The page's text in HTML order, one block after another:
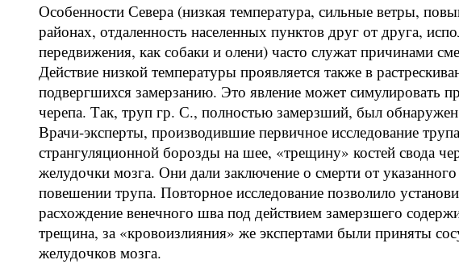
Особенности Севера (низкая температура, сильные ветры,
районах, отдаленность населенных пунктов друг от друга,
передвижения, как собаки и олени) часто служат причинами
Действие низкой температуры проявляется также в
подвергшихся замерзанию. Это явление может симулировать
черепа. Так, труп гр. С., полностью замерзший, был
Врачи-эксперты, производившие первичное исследование
странгуляционной борозды на шее, «трещину» костей свода
желудочки мозга. Они дали заключение о смерти от
повешении трупа. Повторное исследование позволило
расхождение венечного шва под действием замерзшего
трещина, за «кровоизлияния» же экспертами были приняты
желудочков мозга.